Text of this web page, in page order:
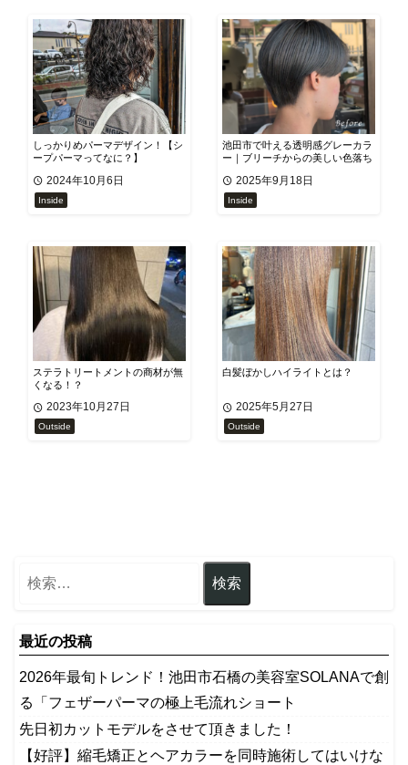
しっかりめパーマデザイン！【シ
ープパーマってなに？】
2024年10月6日
Inside
池田市で叶える透明感グレーカラ
ー｜ブリーチからの美しい色落ち
2025年9月18日
Inside
ステラトリートメントの商材が無
くなる！？
2023年10月27日
Outside
白髪ぼかしハイライトとは？
2025年5月27日
Outside
最近の投稿
2026年最旬トレンド！池田市石橋の美容室SOLANAで創
る「フェザーパーマの極上毛流れショート
先日初カットモデルをさせて頂きました！
【好評】縮毛矯正とヘアカラーを同時施術してはいけな